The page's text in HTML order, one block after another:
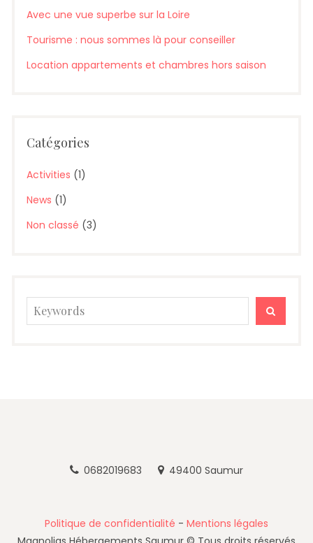
Avec une vue superbe sur la Loire
Tourisme : nous sommes là pour conseiller
Location appartements et chambres hors saison
Catégories
Activities (1)
News (1)
Non classé (3)
0682019683 49400 Saumur
Politique de confidentialité - Mentions légales